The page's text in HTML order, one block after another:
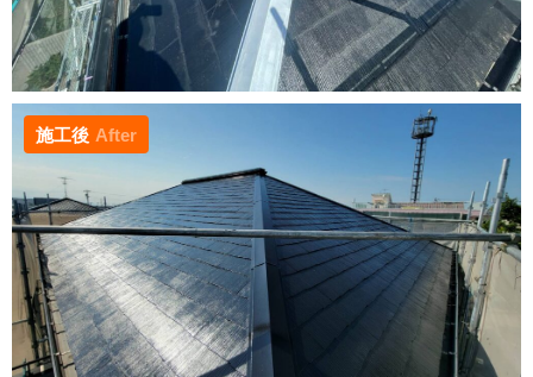
施工後 After